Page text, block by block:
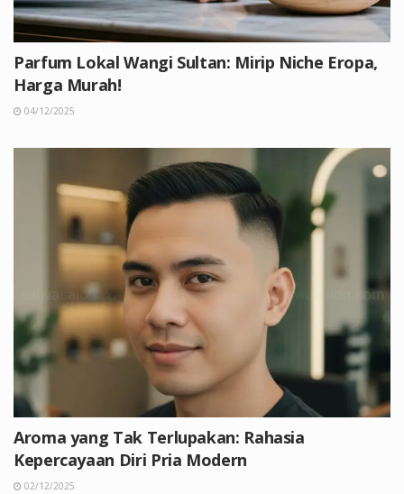
Parfum Lokal Wangi Sultan: Mirip Niche Eropa,
Harga Murah!
04/12/2025
Aroma yang Tak Terlupakan: Rahasia
Kepercayaan Diri Pria Modern
02/12/2025